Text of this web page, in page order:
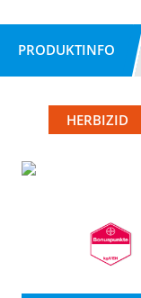
PRODUKTINFO
HERBIZID